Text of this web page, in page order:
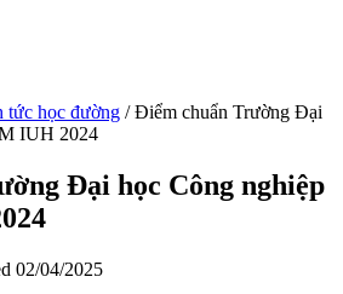
tức học đường /Điểm chuẩn Trường Đại
IUH 2024
Đại học Công nghiệp
02/04/2025